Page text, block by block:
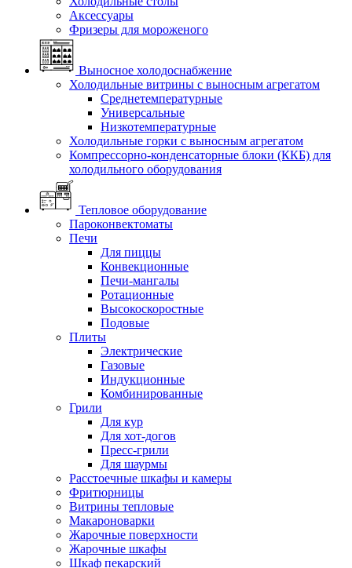
Аксессуары
Фризеры для мороженого
Выносное холодоснабжение
Холодильные витрины с выносным агрегатом
Среднетемпературные
Универсальные
Низкотемпературные
Холодильные горки с выносным агрегатом
Компрессорно-конденсаторные блоки (ККБ) для
холодильного оборудования
Тепловое оборудование
Пароконвектоматы
Печи
Для пиццы
Конвекционные
Печи-мангалы
Ротационные
Высокоскоростные
Подовые
Плиты
Электрические
Газовые
Индукционные
Комбинированные
Грили
Для кур
Для хот-догов
Пресс-грили
Для шаурмы
Расстоечные шкафы и камеры
Фритюрницы
Витрины тепловые
Макароноварки
Жарочные поверхности
Жарочные шкафы
Шкаф пекарский